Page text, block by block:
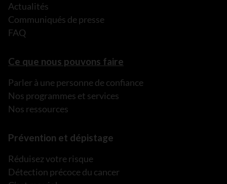
Actualités
Communiqués de presse
FAQ
Ce que nous pouvons faire
Parler à une personne de confiance
Nos programmes et services
Nos ressources
Prévention et dépistage
Réduisez votre risque
Détection précoce du cancer